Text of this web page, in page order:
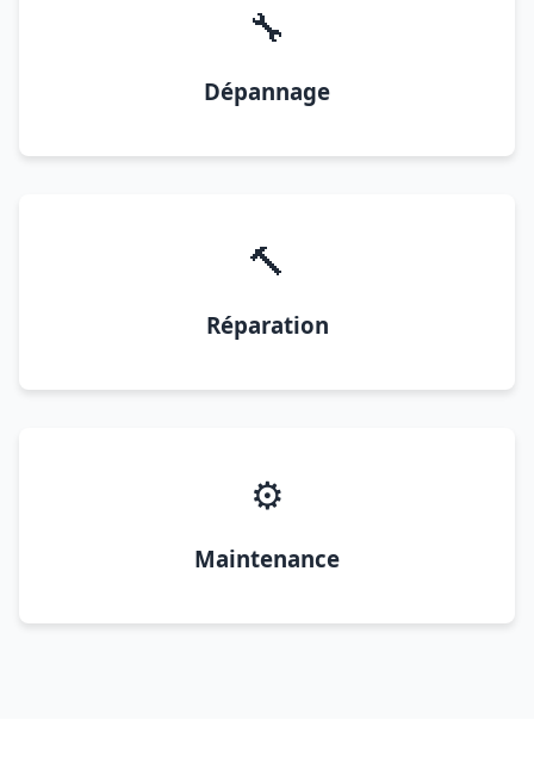
🔧
Dépannage
🔨
Réparation
⚙️
Maintenance